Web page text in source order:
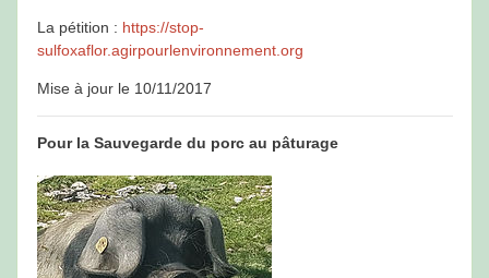
La pétition : https://stop-
sulfoxaflor.agirpourlenvironnement.org
Mise à jour le 10/11/2017
Pour la Sauvegarde du porc au pâturage